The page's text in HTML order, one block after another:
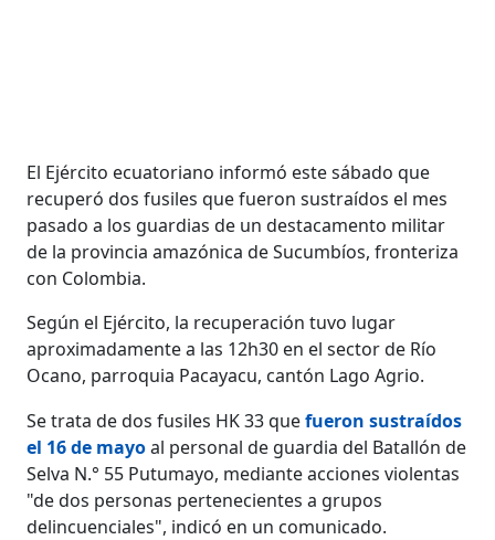
El Ejército ecuatoriano informó este sábado que
recuperó dos fusiles que fueron sustraídos el mes
pasado a los guardias de un destacamento militar
de la provincia amazónica de Sucumbíos, fronteriza
con Colombia.
Según el Ejército, la recuperación tuvo lugar
aproximadamente a las 12h30 en el sector de Río
Ocano, parroquia Pacayacu, cantón Lago Agrio.
Se trata de dos fusiles HK 33 quefueron sustraídos
el 16 de mayoal personal de guardia del Batallón de
Selva N.° 55 Putumayo, mediante acciones violentas
"de dos personas pertenecientes a grupos
delincuenciales", indicó en un comunicado.